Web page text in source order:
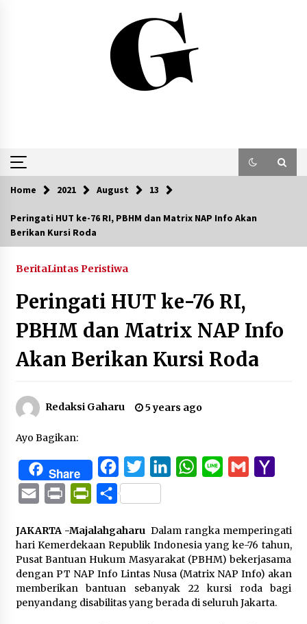
Home 2021 August 13
Peringati HUT ke-76 RI, PBHM dan Matrix NAP Info Akan
Berikan Kursi Roda
BeritaLintas Peristiwa
Peringati HUT ke-76 RI,
PBHM dan Matrix NAP Info
Akan Berikan Kursi Roda
Redaksi Gaharu 5 years ago
Ayo Bagikan:
Share FacebookTwitterLinkedInWhatsApp
Line Gmail
Email Print PrintFriendly
Share
JAKARTA -Majalahgaharu Dalam rangka memperingati
hari Kemerdekaan Republik Indonesia yang ke-76 tahun,
Pusat Bantuan Hukum Masyarakat (PBHM) bekerjasama
dengan PT NAP Info Lintas Nusa (Matrix NAP Info) akan
memberikan bantuan sebanyak 22 kursi roda bagi
penyandang disabilitas yang berada di seluruh Jakarta.